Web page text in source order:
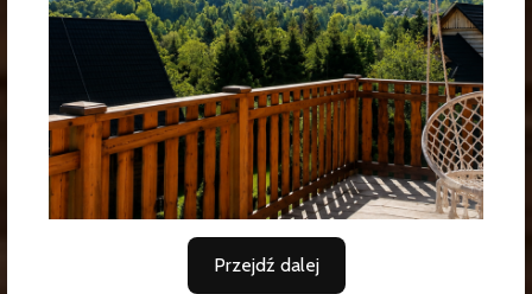
Przejdź dalej
Komfort, spokój i relaks dla całej rodziny
ZOBACZ MIEJSCE KTÓRE CIĘ ZACHWYCI